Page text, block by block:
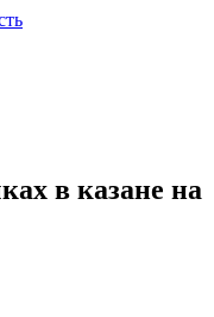
в казане на